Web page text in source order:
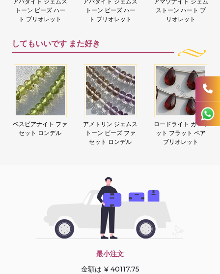
トーン ビーズ ハー
ト ブリオレット
トーン ビーズ ハー
ト ブリオレット
ストーン ハート ブ
リオレット
してもいいです また好き
ベスビアナイト ファ
セット ロンデル
アメトリン ジェムス
トーン ビーズ ファ
セット ロンデル
ロードライト ガーネ
ット フラット ペア
ブリオレット
最小注文
金額は ¥ 40117.75